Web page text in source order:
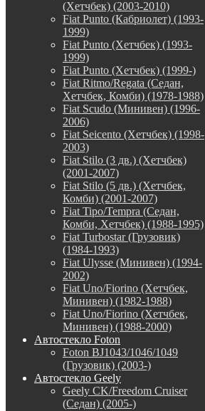
(Хетчбек) (2003-2010)
Fiat Punto (Кабриолет) (1993-
1999)
Fiat Punto (Хетчбек) (1993-
1999)
Fiat Punto (Хетчбек) (1999-)
Fiat Ritmo/Regata (Седан,
Хетчбек, Комби) (1978-1988)
Fiat Scudo (Минивен) (1996-
2006)
Fiat Seicento (Хетчбек) (1998-
2003)
Fiat Stilo (3 дв.) (Хетчбек)
(2001-2007)
Fiat Stilo (5 дв.) (Хетчбек,
Комби) (2001-2007)
Fiat Tipo/Tempra (Седан,
Комби, Хетчбек) (1988-1995)
Fiat Turbostar (Грузовик)
(1984-1993)
Fiat Ulysse (Минивен) (1994-
2002)
Fiat Uno/Fiorino (Хетчбек,
Минивен) (1982-1988)
Fiat Uno/Fiorino (Хетчбек,
Минивен) (1988-2000)
Автостекло Foton
Foton BJ1043/1046/1049
(Грузовик) (2003-)
Автостекло Geely
Geely CK/Freedom Cruiser
(Седан) (2005-)